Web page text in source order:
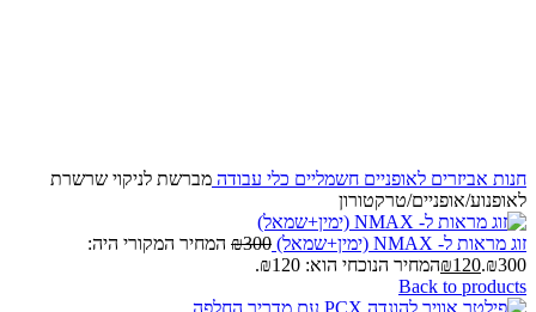
חנות אביזרים לאופניים חשמליים כלי עבודה מברשת לניקוי שרשרת
לאופנוע/אופניים/טרקטורון
זוג מראות ל- NMAX (ימין+שמאל) ₪300
המחיר המקורי היה:
₪300.
₪120
המחיר הנוכחי הוא: ₪120.
Back to products